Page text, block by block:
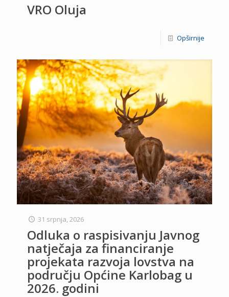
VRO Oluja
Opširnije
31 srpnja, 2026
Odluka o raspisivanju Javnog
natječaja za financiranje
projekata razvoja lovstva na
području Općine Karlobag u
2026. godini